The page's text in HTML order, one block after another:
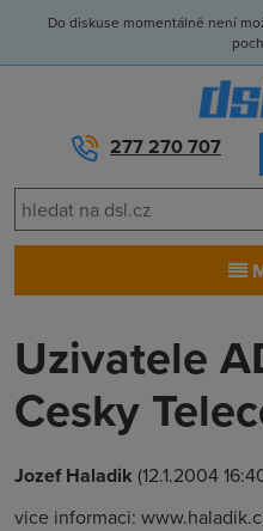
Do diskuse momentálně není
277 270 707
Uzivatele
Cesky
Jozef Haladik (12.1.2004
vice informaci: